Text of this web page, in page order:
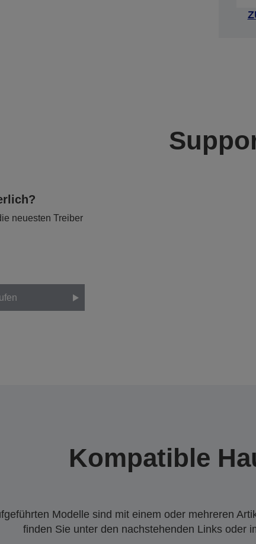
neuesten Treiber
Kompatible
Modelle sind mit einem oder mehreren
finden Sie unter den nachstehenden Links oder